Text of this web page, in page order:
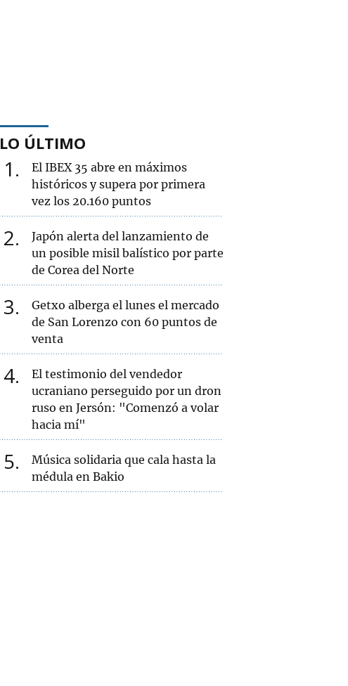
LO ÚLTIMO
1
El IBEX 35 abre en máximos
históricos y supera por primera
vez los 20.160 puntos
2
Japón alerta del lanzamiento de
un posible misil balístico por parte
de Corea del Norte
3
Getxo alberga el lunes el mercado
de San Lorenzo con 60 puntos de
venta
4
El testimonio del vendedor
ucraniano perseguido por un dron
ruso en Jersón: "Comenzó a volar
hacia mí"
5
Música solidaria que cala hasta la
médula en Bakio